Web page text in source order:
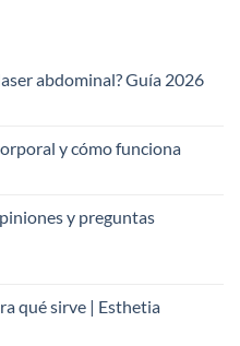
abdominal? Guía 2026
y cómo funciona
y preguntas
qué sirve | Esthetia